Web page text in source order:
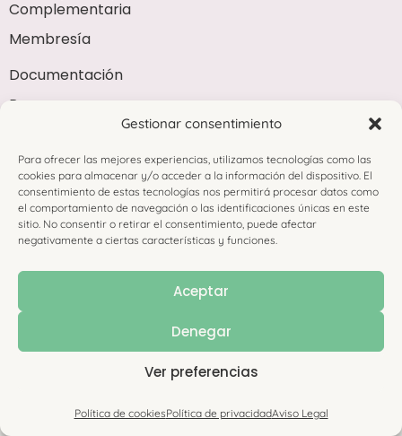
Gestionar consentimiento
Para ofrecer las mejores experiencias, utilizamos tecnologías como las
cookies para almacenar y/o acceder a la información del dispositivo. El
consentimiento de estas tecnologías nos permitirá procesar datos como
el comportamiento de navegación o las identificaciones únicas en este
sitio. No consentir o retirar el consentimiento, puede afectar
negativamente a ciertas características y funciones.
Aceptar
Denegar
Ver preferencias
Política de cookiesPolítica de privacidadAviso Legal
Complementaria
Membresía
Documentación
Recursos
Blog
Contacto
Acceder a La Academia
Copyright 2024 © AELNL
Privacidad|Cookies